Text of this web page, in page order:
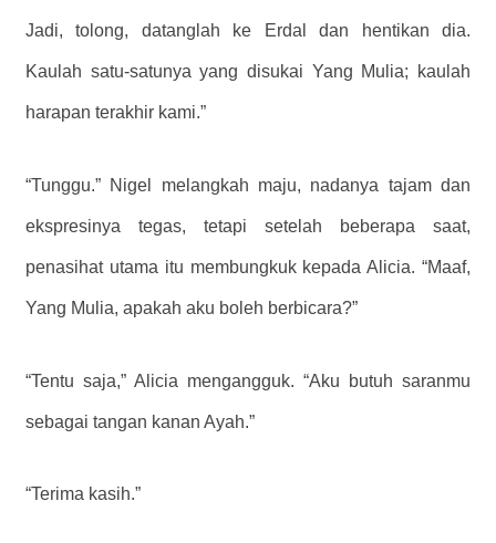
Jadi, tolong, datanglah ke Erdal dan hentikan dia.
Kaulah satu-satunya yang disukai Yang Mulia; kaulah
harapan terakhir kami.”
“Tunggu.” Nigel melangkah maju, nadanya tajam dan
ekspresinya tegas, tetapi setelah beberapa saat,
penasihat utama itu membungkuk kepada Alicia. “Maaf,
Yang Mulia, apakah aku boleh berbicara?”
“Tentu saja,” Alicia mengangguk. “Aku butuh saranmu
sebagai tangan kanan Ayah.”
“Terima kasih.”